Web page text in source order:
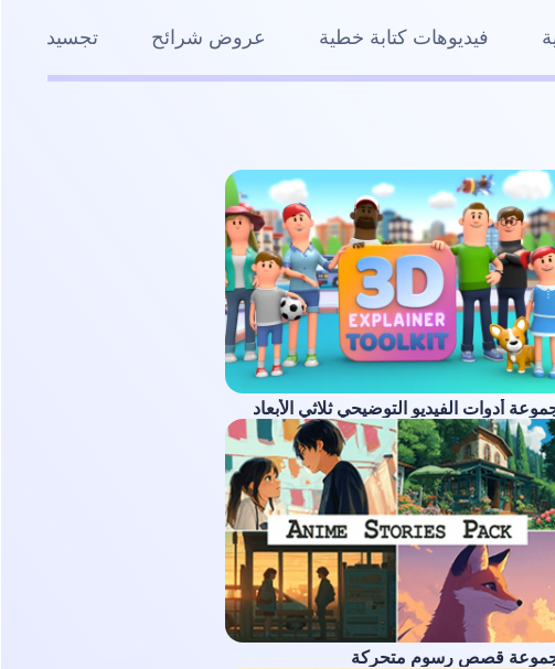
فيديوهات كتابة خطية عروض شرائح تجسيد
أدوات الفيديو التوضيحي ثلاثي الأبعاد
قصص رسوم متحركة